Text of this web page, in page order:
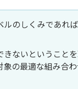
のしくみであれ
ないということ
の最適な組み合